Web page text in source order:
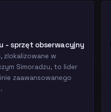
- sprzęt obserwacyjny
zlokalizowane w
Simoradzu, to lider
zaawansowanego